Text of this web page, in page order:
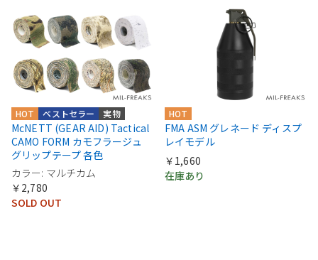
実物
ベストセラー
HOT
McNETT (GEAR AID) Tactical
CAMO FORM カモフラージュ
グリップテープ 各色
カラー: マルチカム
￥2,780
SOLD OUT
HOT
FMA ASM グレネード ディスプ
レイモデル
￥1,660
在庫あり